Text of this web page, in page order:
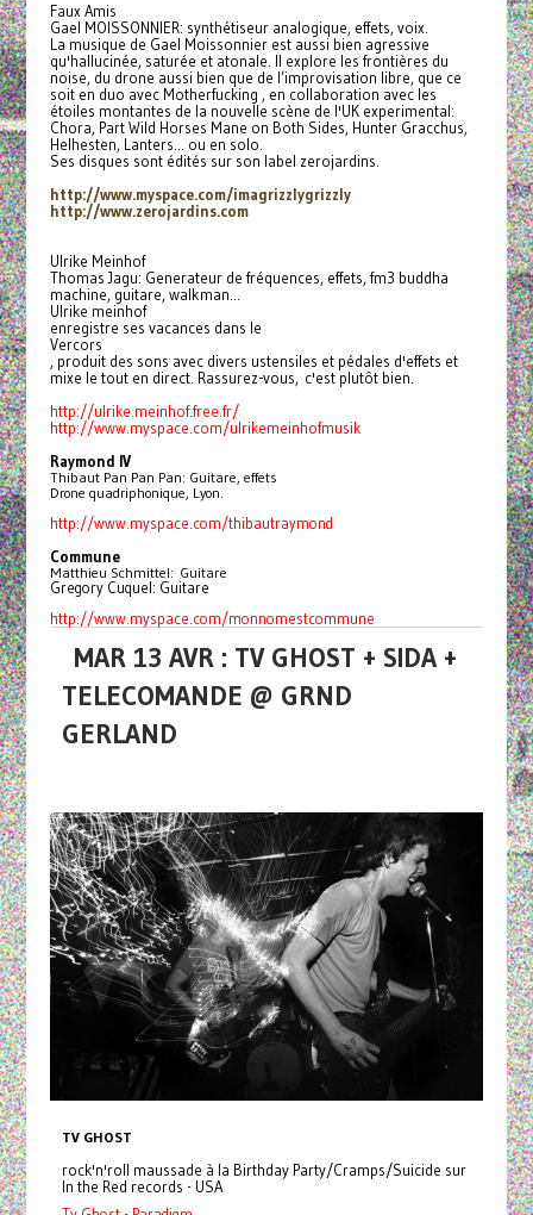
Faux Amis
Gael MOISSONNIER: synthétiseur analogique, effets, voix.
La musique de Gael Moissonnier est aussi bien agressive
qu'hallucinée, saturée et atonale. Il explore les frontières du
noise, du drone aussi bien que de l’improvisation libre, que ce
soit en duo avec Motherfucking , en collaboration avec les
étoiles montantes de la nouvelle scène de l'UK experimental:
Chora, Part Wild Horses Mane on Both Sides, Hunter Gracchus,
Helhesten, Lanters... ou en solo.
Ses disques sont édités sur son label zerojardins.
http://www.myspace.com/imagrizzlygrizzly
http://www.zerojardins.com
Ulrike Meinhof
Thomas Jagu: Generateur de fréquences, effets, fm3 buddha
machine, guitare, walkman...
Ulrike meinhof
enregistre ses vacances dans le
Vercors
, produit des sons avec divers ustensiles et pédales d'effets et
mixe le tout en direct. Rassurez-vous, c'est plutôt bien.
http://ulrike.meinhof.free.fr/
http://www.myspace.com/ulrikemeinhofmusik
Raymond IV
Thibaut Pan Pan Pan: Guitare, effets
Drone quadriphonique, Lyon.
http://www.myspace.com/thibautraymond
Commune
Matthieu Schmittel: Guitare
Gregory Cuquel: Guitare
http://www.myspace.com/monnomestcommune
MAR 13 AVR : TV GHOST + SIDA +
TELECOMANDE @ GRND
GERLAND
TV GHOST
rock'n'roll maussade à la Birthday Party/Cramps/Suicide sur
In the Red records - USA